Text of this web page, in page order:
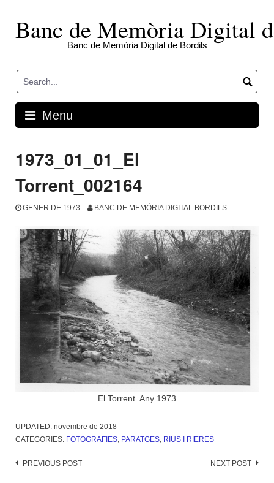
contentBanc de Memòria Digital
Banc de Memòria Digital de Bordils
Menu
1973_01_01_El
Torrent_002164
GENER DE 1973 BANC DE MEMÒRIA DIGITAL BORDILS
El Torrent. Any 1973
UPDATED: novembre de 2018
CATEGORIES: FOTOGRAFIES, PARATGES, RIUS I RIERES
Post
PREVIOUS POST NEXT POST